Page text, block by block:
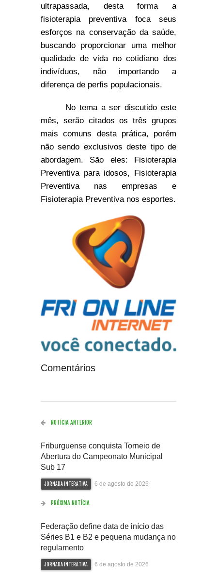
ultrapassada, desta forma a
fisioterapia preventiva foca seus
esforços na conservação da saúde,
buscando proporcionar uma melhor
qualidade de vida no cotidiano dos
indivíduos, não importando a
diferença de perfis populacionais.
No tema a ser discutido este
mês, serão citados os três grupos
mais comuns desta prática, porém
não sendo exclusivos deste tipo de
abordagem. São eles: Fisioterapia
Preventiva para idosos, Fisioterapia
Preventiva nas empresas e
Fisioterapia Preventiva nos esportes.
Comentários
NOTÍCIA ANTERIOR
Friburguense conquista Torneio de
Abertura do Campeonato Municipal
Sub 17
JORNADA INTERATIVA 6 de agosto de 2026
PRÓXIMA NOTÍCIA
Federação define data de início das
Séries B1 e B2 e pequena mudança no
regulamento
JORNADA INTERATIVA 6 de agosto de 2026